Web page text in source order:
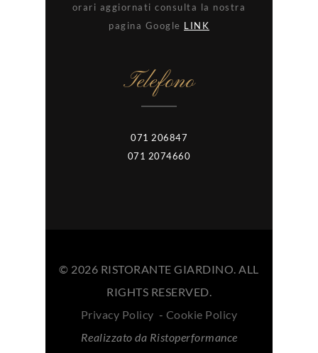
orari aggiornati consulta la nostra
pagina Google LINK
Telefono
071 206847
071 2074660
© 2026 RISTORANTE GIARDINO. ALL
RIGHTS RESERVED.
Privacy Policy - Cookie Policy
Realizzato da Ristoperformance